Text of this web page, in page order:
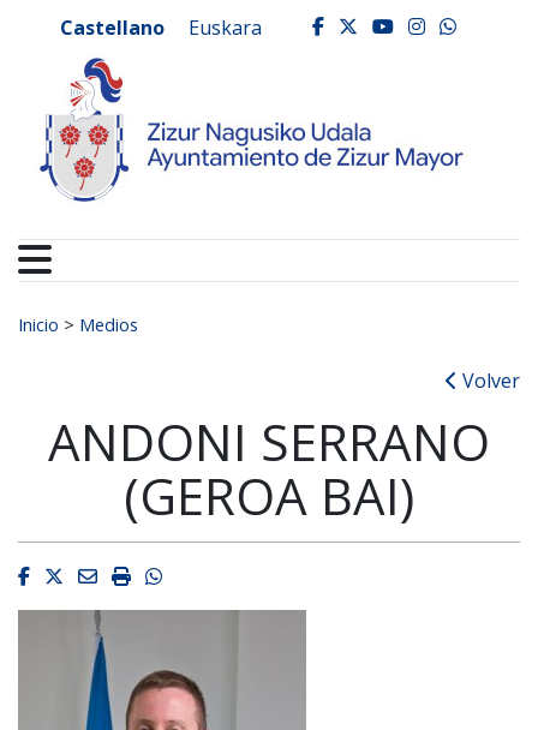
Ayuntamiento de
Castellano Euskara facebook
twitter
youtube
Buscar:
Inicio > Medios
Volver
ANDONI SERRANO
(GEROA BAI)
Facebook
Twitter
EmailImprimirWhatsapp